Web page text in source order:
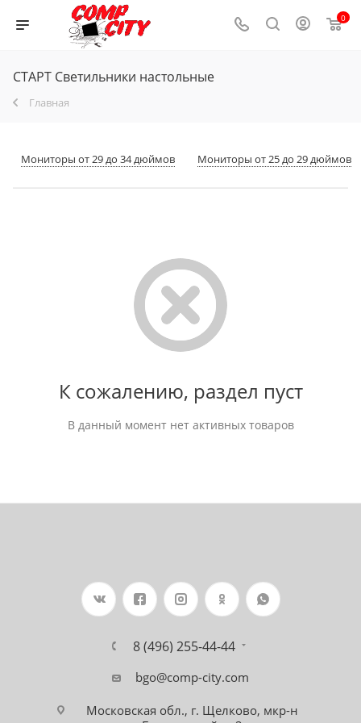
0
СТАРТ Светильники настольные
Главная
Мониторы от 29 до 34 дюймов Мониторы от 25 до 29 дюймов
К сожалению, раздел пуст
В данный момент нет активных товаров
8 (496) 255-44-44
bgo@comp-city.com
Московская обл., г. Щелково, мкр-н